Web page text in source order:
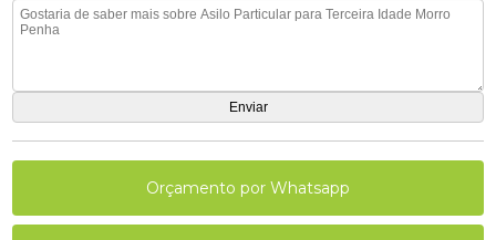
Orçamento por Whatsapp